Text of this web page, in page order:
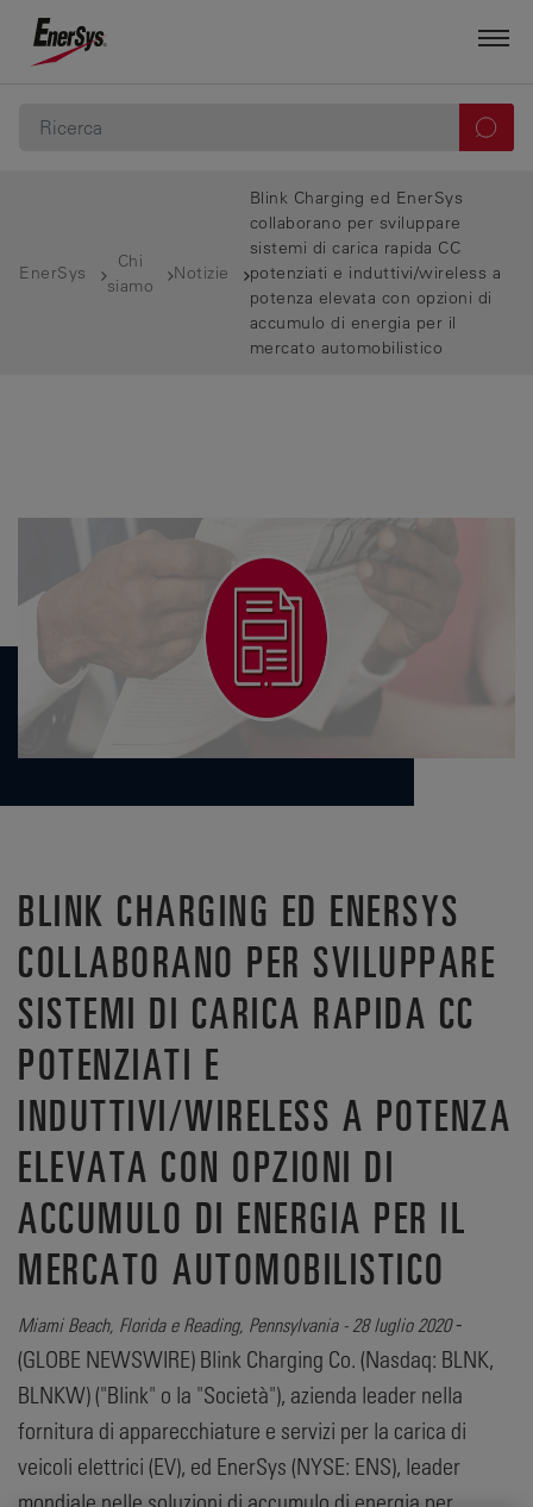
EnerSys
Chi
siamo
Notizie
Blink Charging ed EnerSys
collaborano per sviluppare
sistemi di carica rapida CC
potenziati e induttivi/wireless a
potenza elevata con opzioni di
accumulo di energia per il
mercato automobilistico
BLINK CHARGING ED ENERSYS
COLLABORANO PER SVILUPPARE
SISTEMI DI CARICA RAPIDA CC
POTENZIATI E
INDUTTIVI/WIRELESS A POTENZA
ELEVATA CON OPZIONI DI
ACCUMULO DI ENERGIA PER IL
MERCATO AUTOMOBILISTICO
Miami Beach, Florida e Reading, Pennsylvania - 28 luglio 2020-
(GLOBE NEWSWIRE) Blink Charging Co. (Nasdaq: BLNK,
BLNKW) ("Blink" o la "Società"), azienda leader nella
fornitura di apparecchiature e servizi per la carica di
veicoli elettrici (EV), ed EnerSys (NYSE: ENS), leader
mondiale nelle soluzioni di accumulo di energia per